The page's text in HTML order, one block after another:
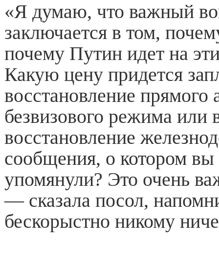
«Я думаю, что важный
заключается в том,
почему Путин идет на
Какую цену придется
восстановление прямого
безвизового режима или
восстановление
сообщения, о котором
упомянули? Это очень
— сказала посол,
бескорыстно никому